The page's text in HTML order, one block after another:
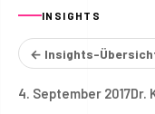
INSIGHTS
← Insights-
4. September 2017Dr.